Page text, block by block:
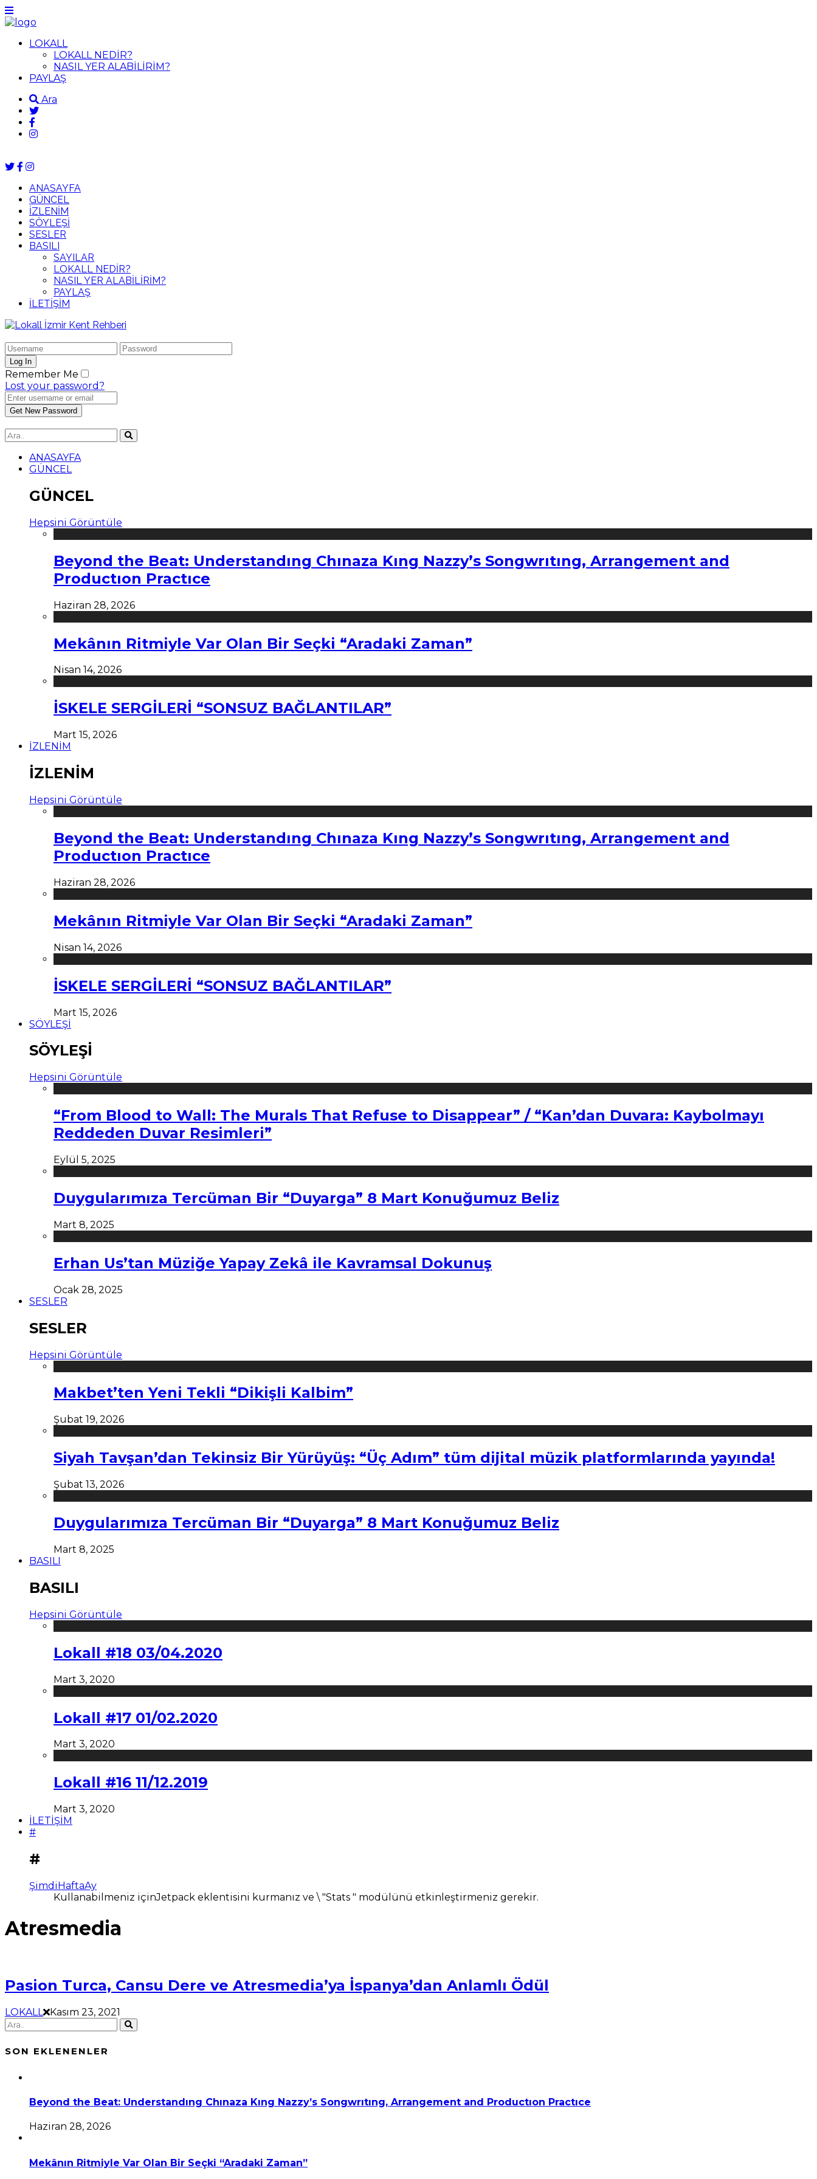
LOKALL
LOKALL NEDİR?
NASIL YER ALABİLİRİM?
PAYLAŞ
Ara
ANASAYFA
GÜNCEL
İZLENİM
SÖYLEŞİ
SESLER
BASILI
SAYILAR
LOKALL NEDİR?
NASIL YER ALABİLİRİM?
PAYLAŞ
İLETİŞİM
Remember Me
Lost your password?
ANASAYFA
GÜNCEL
GÜNCEL
Hepsini Görüntüle
Beyond the Beat: Understandıng Chınaza Kıng Nazzy’s Songwrıtıng, Arrangement and
Productıon Practıce
Haziran 28, 2026
Mekânın Ritmiyle Var Olan Bir Seçki “Aradaki Zaman”
Nisan 14, 2026
İSKELE SERGİLERİ “SONSUZ BAĞLANTILAR”
Mart 15, 2026
İZLENİM
İZLENİM
Hepsini Görüntüle
Beyond the Beat: Understandıng Chınaza Kıng Nazzy’s Songwrıtıng, Arrangement and
Productıon Practıce
Haziran 28, 2026
Mekânın Ritmiyle Var Olan Bir Seçki “Aradaki Zaman”
Nisan 14, 2026
İSKELE SERGİLERİ “SONSUZ BAĞLANTILAR”
Mart 15, 2026
SÖYLEŞİ
SÖYLEŞİ
Hepsini Görüntüle
“From Blood to Wall: The Murals That Refuse to Disappear” / “Kan’dan Duvara: Kaybolmayı
Reddeden Duvar Resimleri”
Eylül 5, 2025
Duygularımıza Tercüman Bir “Duyarga” 8 Mart Konuğumuz Beliz
Mart 8, 2025
Erhan Us’tan Müziğe Yapay Zekâ ile Kavramsal Dokunuş
Ocak 28, 2025
SESLER
SESLER
Hepsini Görüntüle
Makbet’ten Yeni Tekli “Dikişli Kalbim”
Şubat 19, 2026
Siyah Tavşan’dan Tekinsiz Bir Yürüyüş: “Üç Adım” tüm dijital müzik platformlarında yayında!
Şubat 13, 2026
Duygularımıza Tercüman Bir “Duyarga” 8 Mart Konuğumuz Beliz
Mart 8, 2025
BASILI
BASILI
Hepsini Görüntüle
Lokall #18 03/04.2020
Mart 3, 2020
Lokall #17 01/02.2020
Mart 3, 2020
Lokall #16 11/12.2019
Mart 3, 2020
İLETİŞİM
#
#
ŞimdiHaftaAy
Kullanabilmeniz içinJetpack eklentisini kurmanız ve \ "Stats " modülünü etkinleştirmeniz gerekir.
Atresmedia
Pasion Turca, Cansu Dere ve Atresmedia’ya İspanya’dan Anlamlı Ödül
LOKALL Kasım 23, 2021
SON EKLENENLER
Beyond the Beat: Understandıng Chınaza Kıng Nazzy’s Songwrıtıng, Arrangement and Productıon Practıce
Haziran 28, 2026
Mekânın Ritmiyle Var Olan Bir Seçki “Aradaki Zaman”